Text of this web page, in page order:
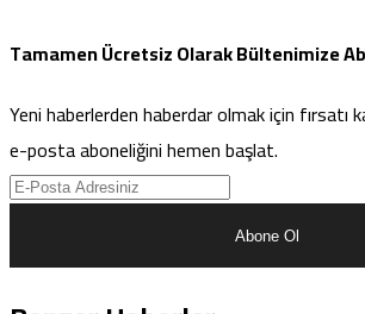
Tamamen Ücretsiz Olarak Bültenimize
Yeni haberlerden haberdar olmak için fırsatı
e-posta aboneliğini hemen başlat.
Abone Ol